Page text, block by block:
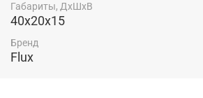
Габариты, ДхШхВ
40x20x15
Бренд
Flux